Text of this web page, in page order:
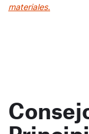
materiales.